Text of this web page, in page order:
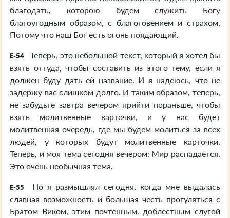
благодать, которою будем служить Богу
благоугодным образом, с благоговением и страхом,
Потому что наш Бог есть огонь поядающий.
E-54
Теперь, это небольшой текст, который я хотел бы
взять оттуда, чтобы составить из этого тему, если я
должен буду дать ей название. И я надеюсь, что не
задержу вас слишком долго. И таким образом, теперь,
не забудьте завтра вечером прийти пораньше, чтобы
взять молитвенные карточки, и у нас будет
молитвенная очередь, где мы будем молиться за всех
людей, у которых будут молитвенные карточки.
Теперь, и моя тема сегодня вечером: Мир распадается.
Это очень необычная тема.
E-55
Но я размышлял сегодня, когда мне выдалась
славная возможность и большая честь прогуляться с
Братом Виком, этим почтенным, доблестным слугой